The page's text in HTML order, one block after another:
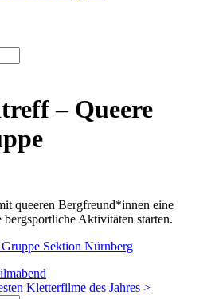
– Queere
queeren Bergfreund*innen eine
Aktivitäten starten.
Gruppe Sektion Nürnberg
Kletterfilme des Jahres >